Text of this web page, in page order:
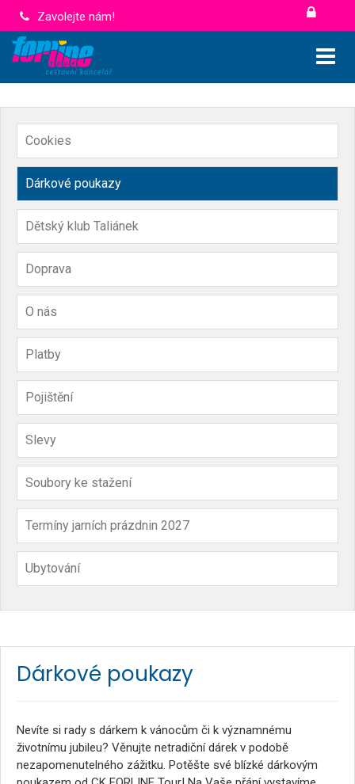
Zavolejte nám!
Cookies
Dárkové poukazy
Dětský klub Taliánek
Doprava
O nás
Platby
Pojištění
Slevy
Soubory ke stažení
Termíny jarních prázdnin 2027
Ubytování
Dárkové poukazy
Nevíte si rady s dárkem k vánocům či k významnému
životnímu jubileu? Věnujte netradiční dárek v podobě
nezapomenutelného zážitku. Potěšte své blízké dárkovým